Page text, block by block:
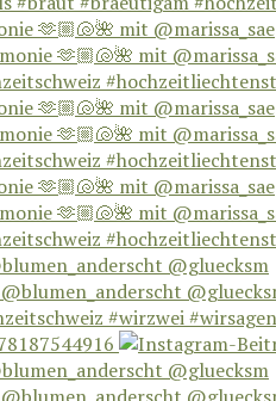
🫶🏼🐚🌺 mit @marissa_sae
🫶🏼🐚🌺 mit @marissa_sae
🫶🏼🐚🌺 mit @marissa_sae
@gluecksm
@gluecksm